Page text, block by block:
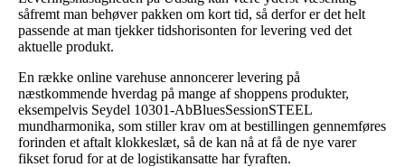
såfremt man behøver pakken om kort tid, så derfor er det helt
passende at man tjekker tidshorisonten for levering ved det
aktuelle produkt.
En række online varehuse annoncerer levering på
næstkommende hverdag på mange af shoppens produkter,
eksempelvis Seydel 10301-AbBluesSessionSTEEL
mundharmonika, som stiller krav om at bestillingen gennemføres
forinden et aftalt klokkeslæt, så de kan nå at få de nye varer
fikset forud for at de logistikansatte har fyraften.